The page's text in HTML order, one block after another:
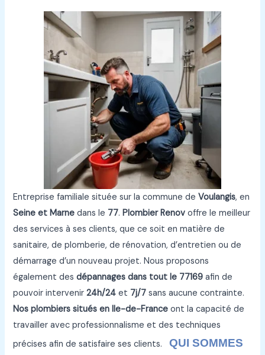
Entreprise familiale située sur la commune deVoulangis, en
Seine et Marnedans le 77.Plombier Renov offre le meilleur
des services à ses clients, que ce soit en matière de
sanitaire, de plomberie, de rénovation, d’entretien ou de
démarrage d’un nouveau projet. Nous proposons
également desdépannages dans tout le 77169 afin de
pouvoir intervenir24h/24 et 7j/7 sans aucune contrainte.
Nos plombiers situés en Ile-de-Franceont la capacité de
travailler avec professionnalisme et des techniques
précises afin de satisfaire ses clients.QUI SOMMES